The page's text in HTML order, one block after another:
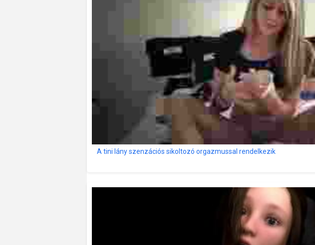
A tini lány szenzációs sikoltozó orgazmussal rendelkezik